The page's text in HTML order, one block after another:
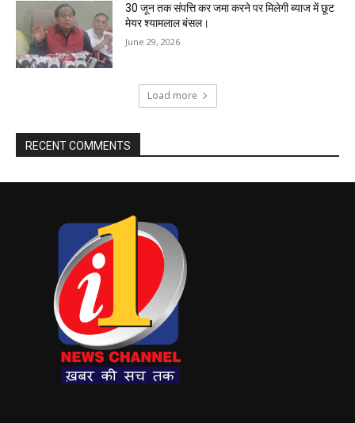
30 जून तक संपत्ति कर जमा करने पर मिलेगी ब्याज में छूट
मेयर श्यामलाल बंसल।
June 29, 2026
Load more
RECENT COMMENTS